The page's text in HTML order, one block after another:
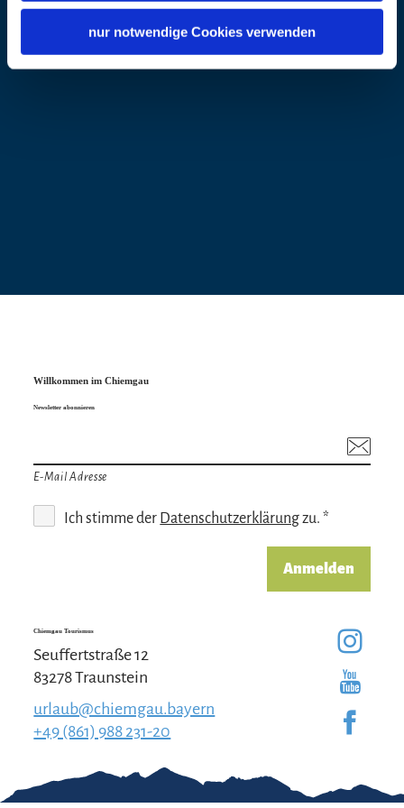
nur notwendige Cookies verwenden
Willkommen im Chiemgau
Newsletter abonnieren
E-Mail Adresse
Ich stimme der Datenschutzerklärungzu. *
Anmelden
Chiemgau Tourismus
Seuffertstraße 12
83278 Traunstein
urlaub@chiemgau.bayern
+49 (861) 988 231-20